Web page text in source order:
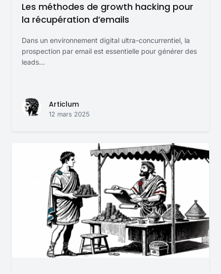
Les méthodes de growth hacking pour
la récupération d’emails
Dans un environnement digital ultra-concurrentiel, la
prospection par email est essentielle pour générer des
leads...
Articlum
12 mars 2025